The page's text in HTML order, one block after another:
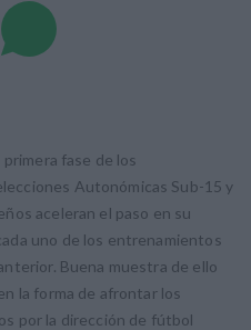
fase de los
Autonómicas Sub-15 y
aceleran el paso en su
uno de los entrenamientos
Buena muestra de ello
la forma de afrontar los
por la dirección de fútbol